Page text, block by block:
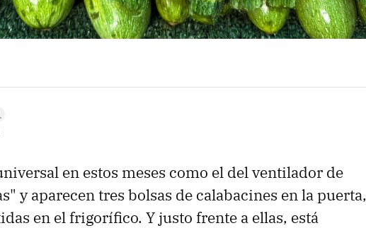
en estos meses como el del ventilador de
y aparecen tres bolsas de calabacines en la puerta,
en el frigorífico. Y justo frente a ellas, está